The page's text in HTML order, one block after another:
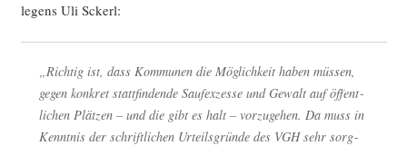
le­gens Uli Sckerl:
„Rich­tig ist, dass Kom­mu­nen die Mög­lich­keit haben müs­sen,
gegen kon­kret statt­fin­den­de Sauf­ex­zes­se und Gewalt auf öffent­
li­chen Plät­zen – und die gibt es halt – vor­zu­ge­hen. Da muss in
Kennt­nis der schrift­li­chen Urteils­grün­de des VGH sehr sorg­